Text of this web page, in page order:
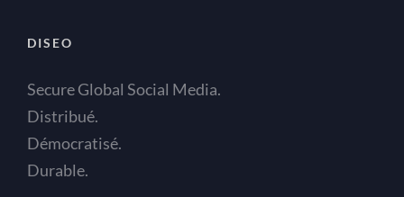
DISEO
Secure Global Social Media.
Distribué.
Démocratisé.
Durable.